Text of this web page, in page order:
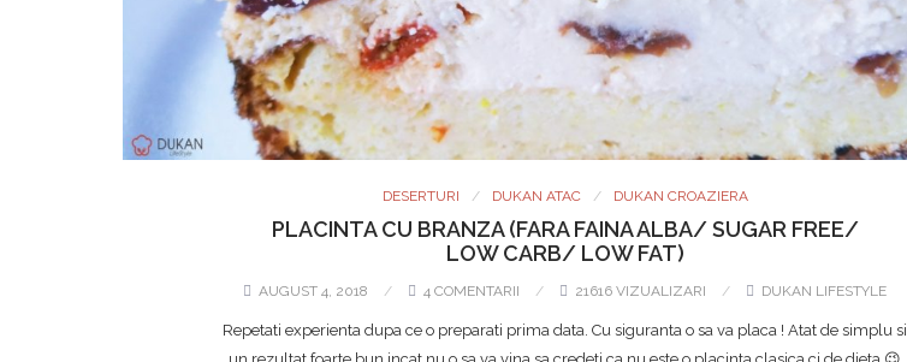
DESERTURI DUKAN ATAC DUKAN CROAZIERA
PLACINTA CU BRANZA (FARA FAINA ALBA/ SUGAR FREE/
LOW CARB/ LOW FAT)
AUGUST 4, 2018 4 COMENTARII 21616 VIZUALIZARI DUKAN LIFESTYLE
Repetati experienta dupa ce o preparati prima data. Cu siguranta o sa va placa ! Atat de simplu si